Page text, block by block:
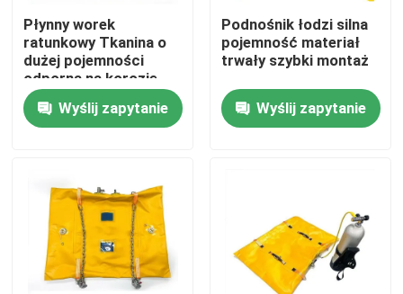
Dom
Produkty
O nas
Wycieczka po fabryce
Płynny worek
ratunkowy Tkanina o
dużej pojemności
odporna na korozję
Wyślij zapytanie
Podnośnik łodzi silna
pojemność materiał
trwały szybki montaż
Wyślij zapytanie